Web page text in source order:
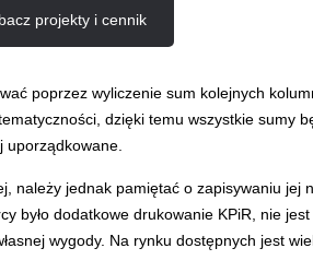
projekty i cennik
poprzez wyliczenie sum kolejnych
dzięki temu wszystkie sumy
należy jednak pamiętać o zapisywaniu jej
było dodatkowe drukowanie KPiR, nie jest
wygody. Na rynku dostępnych jest